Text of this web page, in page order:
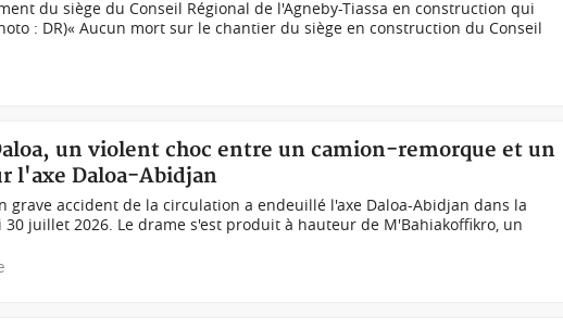
du siège du Conseil Régional de l'Agneby-Tiassa en construction qui
: DR)« Aucun mort sur le chantier du siège en construction du Conseil
un violent choc entre un camion-remorque et un
l'axe Daloa-Abidjan
grave accident de la circulation a endeuillé l'axe Daloa-Abidjan dans la
juillet 2026. Le drame s'est produit à hauteur de M'Bahiakoffikro, un